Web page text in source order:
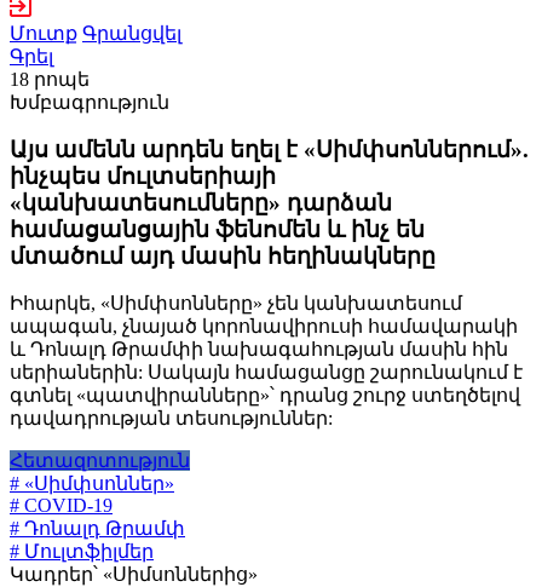
Մուտք Գրանցվել
Գրել
18 րոպե
Խմբագրություն
Այս ամենն արդեն եղել է «Սիմփսոններում».
ինչպես մուլտսերիայի
«կանխատեսումները» դարձան
համացանցային ֆենոմեն և ինչ են
մտածում այդ մասին հեղինակները
Իհարկե, «Սիմփսոնները» չեն կանխատեսում
ապագան, չնայած կորոնավիրուսի համավարակի
և Դոնալդ Թրամփի նախագահության մասին հին
սերիաներին: Սակայն համացանցը շարունակում է
գտնել «պատվիրանները»՝ դրանց շուրջ ստեղծելով
դավադրության տեսություններ:
Հետազոտություն
# «Սիմփսոններ»
# COVID-19
# Դոնալդ Թրամփ
# Մուլտֆիլմեր
Կադրեր՝ «Սիմսոններից»